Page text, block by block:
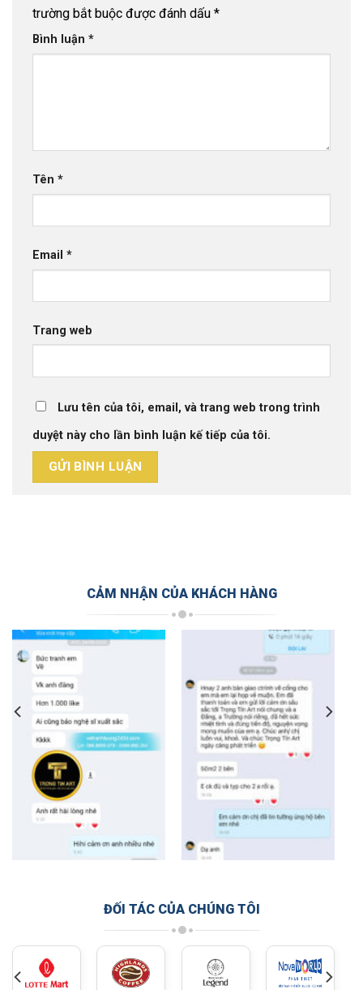
trường bắt buộc được đánh dấu *
Bình luận *
Tên *
Email *
Trang web
Lưu tên của tôi, email, và trang web trong trình
duyệt này cho lần bình luận kế tiếp của tôi.
CẢM NHẬN CỦA KHÁCH HÀNG
ĐỐI TÁC CỦA CHÚNG TÔI